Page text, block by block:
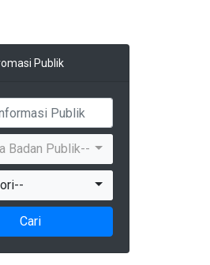
Publik
Badan Publik--
Cari